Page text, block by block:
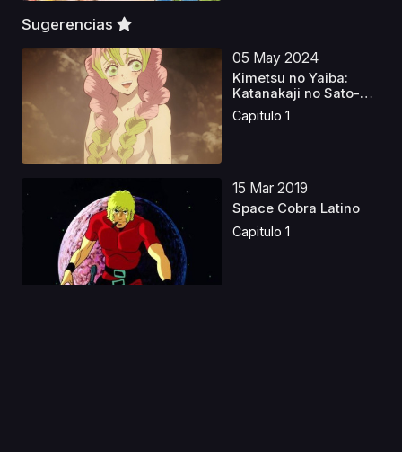
Sugerencias
05 May 2024
Kimetsu no Yaiba:
Katanakaji no Sato-
hen...
Capitulo 1
15 Mar 2019
Space Cobra Latino
Capitulo 1